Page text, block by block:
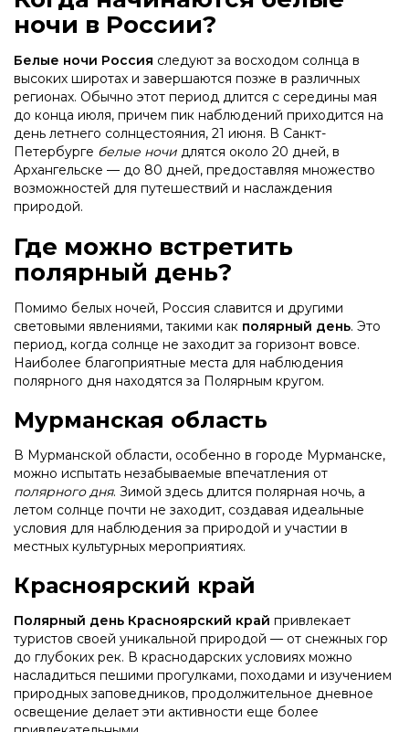
ночи в России?
Белые ночи Россия следуют за восходом солнца в
высоких широтах и завершаются позже в различных
регионах. Обычно этот период длится с середины мая
до конца июля, причем пик наблюдений приходится на
день летнего солнцестояния, 21 июня. В Санкт-
Петербурге белые ночи длятся около 20 дней, в
Архангельске — до 80 дней, предоставляя множество
возможностей для путешествий и наслаждения
природой.
Где можно встретить
полярный день?
Помимо белых ночей, Россия славится и другими
световыми явлениями, такими как полярный день. Это
период, когда солнце не заходит за горизонт вовсе.
Наиболее благоприятные места для наблюдения
полярного дня находятся за Полярным кругом.
Мурманская область
В Мурманской области, особенно в городе Мурманске,
можно испытать незабываемые впечатления от
полярного дня. Зимой здесь длится полярная ночь, а
летом солнце почти не заходит, создавая идеальные
условия для наблюдения за природой и участии в
местных культурных мероприятиях.
Красноярский край
Полярный день Красноярский край привлекает
туристов своей уникальной природой — от снежных гор
до глубоких рек. В краснодарских условиях можно
насладиться пешими прогулками, походами и изучением
природных заповедников, продолжительное дневное
освещение делает эти активности еще более